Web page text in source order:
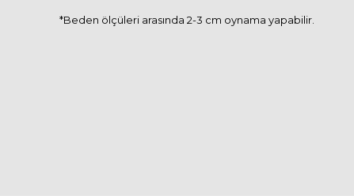
*Beden ölçüleri arasında 2-3 cm oynama yapabilir.